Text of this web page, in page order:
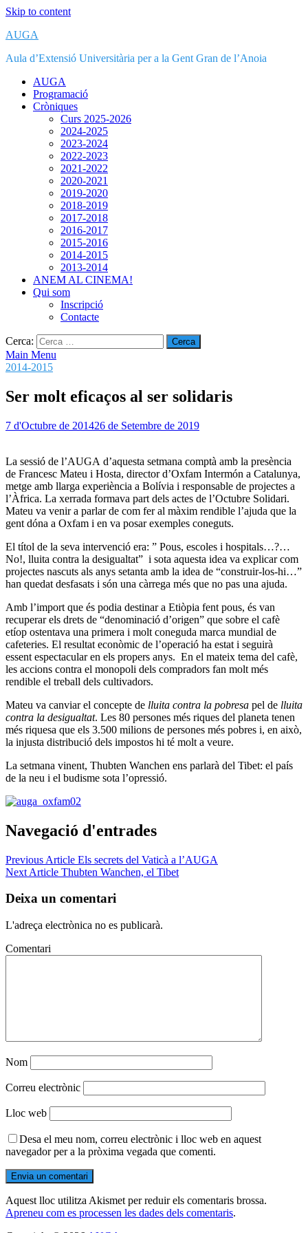
Skip to content
AUGA
Aula d’Extensió Universitària per a la Gent Gran de l’Anoia
AUGA
Programació
Cròniques
Curs 2025-2026
2024-2025
2023-2024
2022-2023
2021-2022
2020-2021
2019-2020
2018-2019
2017-2018
2016-2017
2015-2016
2014-2015
2013-2014
ANEM AL CINEMA!
Qui som
Inscripció
Contacte
Cerca:
Main Menu
2014-2015
Ser molt eficaços al ser solidaris
7 d'Octubre de 201426 de Setembre de 2019
La sessió de l’AUGA d’aquesta setmana comptà amb la presència
de Francesc Mateu i Hosta, director d’Oxfam Intermón a Catalunya,
metge amb llarga experiència a Bolívia i responsable de projectes a
l’Àfrica. La xerrada formava part dels actes de l’Octubre Solidari.
Mateu va venir a parlar de com fer al màxim rendible l’ajuda que la
gent dóna a Oxfam i en va posar exemples coneguts.
El títol de la seva intervenció era: ” Pous, escoles i hospitals…?…
No!, lluita contra la desigualtat” i sota aquesta idea va explicar com
projectes nascuts als anys setanta amb la idea de “construir-los-hi…”
han quedat desfasats i són una càrrega més que no pas una ajuda.
Amb l’import que és podia destinar a Etiòpia fent pous, és van
recuperar els drets de “denominació d’origen” que sobre el cafè
etíop ostentava una primera i molt coneguda marca mundial de
cafeteries. El resultat econòmic de l’operació ha estat i seguirà
essent espectacular en els propers anys. En el mateix tema del cafè,
les accions contra el monopoli dels compradors fan molt més
rendible el treball dels cultivadors.
Mateu va canviar el concepte de lluita contra la pobresa pel de lluita
contra la desigualtat. Les 80 persones més riques del planeta tenen
més riquesa que els 3.500 milions de persones més pobres i, en això,
la injusta distribució dels impostos hi té molt a veure.
La setmana vinent, Thubten Wanchen ens parlarà del Tibet: el país
de la neu i el budisme sota l’opressió.
Navegació d'entrades
Previous Article Els secrets del Vaticà a l’AUGA
Next Article Thubten Wanchen, el Tibet
Deixa un comentari
L'adreça electrònica no es publicarà.
Comentari
Nom
Correu electrònic
Lloc web
Desa el meu nom, correu electrònic i lloc web en aquest
navegador per a la pròxima vegada que comenti.
Aquest lloc utilitza Akismet per reduir els comentaris brossa.
Apreneu com es processen les dades dels comentaris.